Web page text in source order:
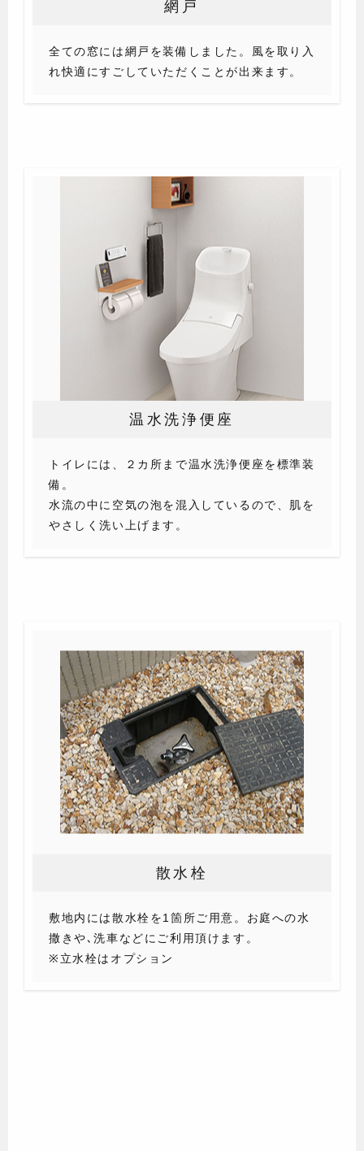
網戸
全ての窓には網戸を装備しました。風を取り入
れ快適にすごしていただくことが出来ます。
温水洗浄便座
トイレには、２カ所まで温水洗浄便座を標準装
備。
水流の中に空気の泡を混入しているので、肌を
やさしく洗い上げます。
散水栓
敷地内には散水栓を1箇所ご用意。お庭への水
撒きや､洗車などにご利用頂けます。
※立水栓はオプション